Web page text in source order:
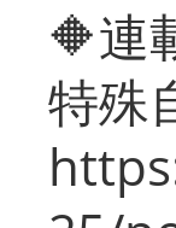
🔶連
特殊